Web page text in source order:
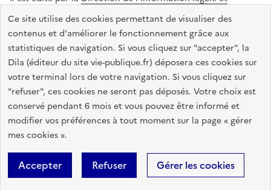
Ce site utilise des cookies permettant de visualiser des
contenus et d'améliorer le fonctionnement grâce aux
statistiques de navigation. Si vous cliquez sur "accepter", la
Dila (éditeur du site vie-publique.fr) déposera ces cookies sur
votre terminal lors de votre navigation. Si vous cliquez sur
"refuser", ces cookies ne seront pas déposés. Votre choix est
conservé pendant 6 mois et vous pouvez être informé et
modifier vos préférences à tout moment sur la page « gérer
mes cookies ».
Accepter Refuser Gérer les cookies
administrative
legifrance.gouv.fr info.gouv.fr
data.gouv.fr
service-public.gouv.fr
Accessibilité : totalement conforme
Données personnelles
Sauf mention contraire, tous les textes de ce site sont sous